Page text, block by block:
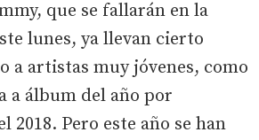
que se fallarán en la
lunes, ya llevan cierto
a artistas muy jóvenes, como
a álbum del año por
2018. Pero este año se han